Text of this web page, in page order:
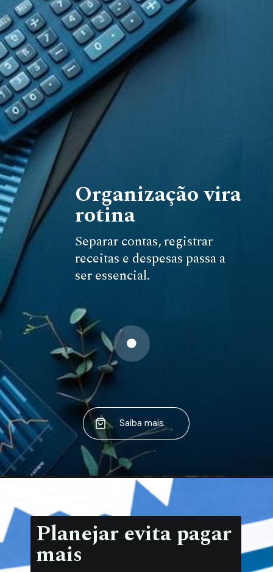
Organização vira
rotina
Separar contas, registrar
receitas e despesas passa a
ser essencial.
Saiba mais
Planejar evita pagar
mais